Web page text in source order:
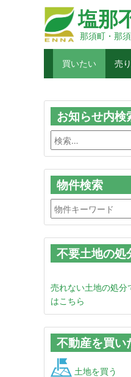
塩那
那須町・那
買いたい 売
お知らせ内検
物件検索
不要土地の処
売れない土地の処分
はこちら
不動産を買い
土地を買う